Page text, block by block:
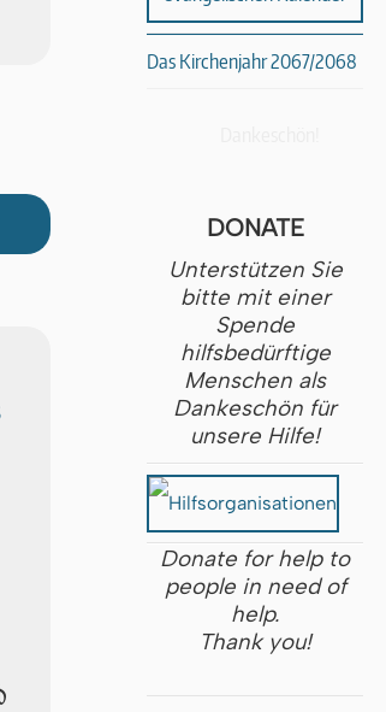
Das Kirchenjahr 2067/2068
DONATE
Unterstützen Sie
bitte mit einer
Spende
hilfsbedürftige
Menschen als
Dankeschön für
unsere Hilfe!
Donate for help to
people in need of
help.
Thank you!